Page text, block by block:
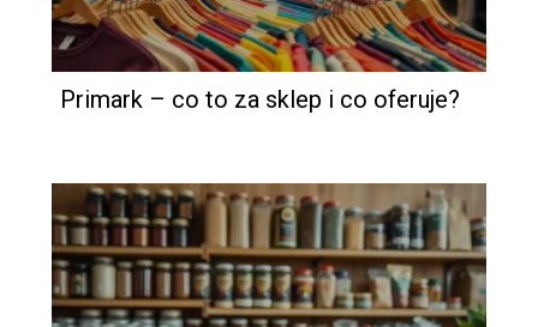
Primark – co to za sklep i co oferuje?